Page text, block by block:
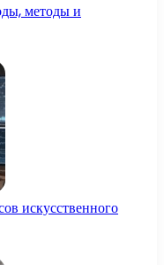
методы и
искусственного